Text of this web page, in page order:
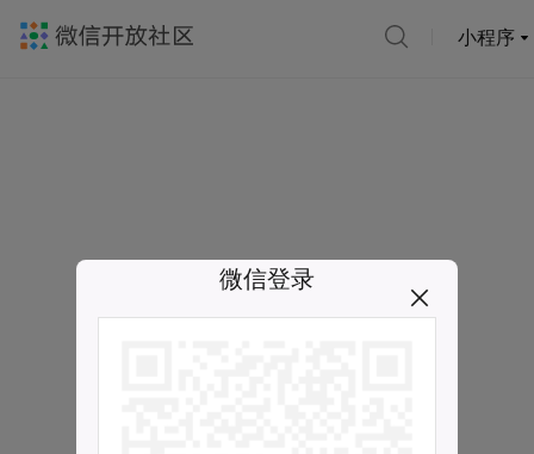
小程序
微信登录